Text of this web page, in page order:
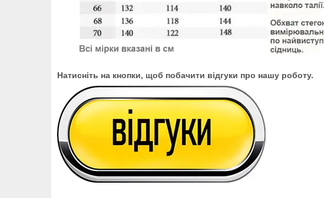
Натисніть на кнопки, щоб побачити відгуки про нашу роботу.